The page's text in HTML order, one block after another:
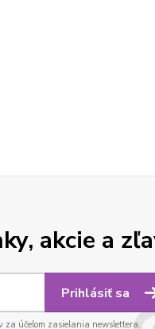
akcie a
Prihlásiť sa
za účelom zasielania newslettera.